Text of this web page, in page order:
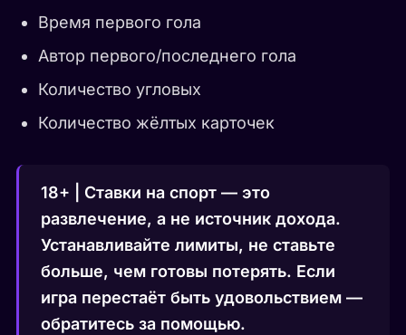
Время первого гола
Автор первого/последнего гола
Количество угловых
Количество жёлтых карточек
18+ | Ставки на спорт — это
развлечение, а не источник дохода.
Устанавливайте лимиты, не ставьте
больше, чем готовы потерять. Если
игра перестаёт быть удовольствием —
обратитесь за помощью.